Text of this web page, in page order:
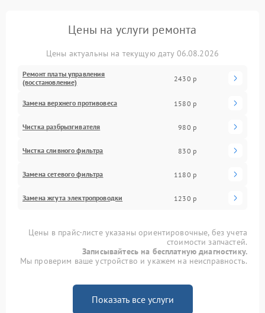
Цены на услуги ремонта
Цены актуальны на текущую дату 06.08.2026
Ремонт платы управления
(восстановление)
2430 р
Замена верхнего противовеса 1580 р
Чистка разбрызгивателя 980 р
Чистка сливного фильтра 830 р
Замена сетевого фильтра 1180 р
Замена жгута электропроводки 1230 р
Цены в прайс-листе указаны ориентировочные, без учета
стоимости запчастей.
Записывайтесь на бесплатную диагностику.
Мы проверим ваше устройство и укажем на неисправность.
Показать все услуги